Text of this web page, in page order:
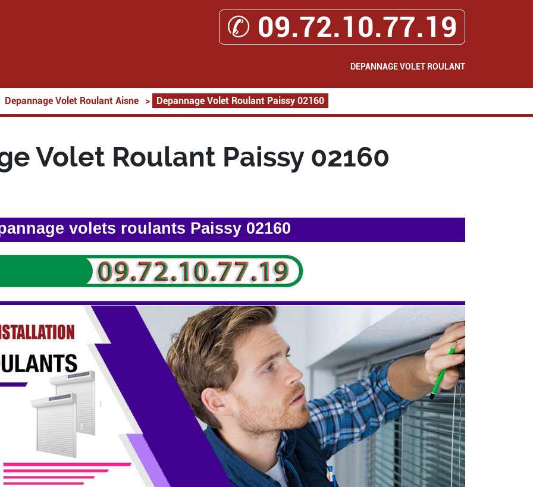
✆ 09.72.10.77.19
DEPANNAGE VOLET ROULANT
Depannage Volet Roulant Aisne > Depannage Volet Roulant Paissy 02160
Volet Roulant Paissy 02160
volets roulants Paissy 02160